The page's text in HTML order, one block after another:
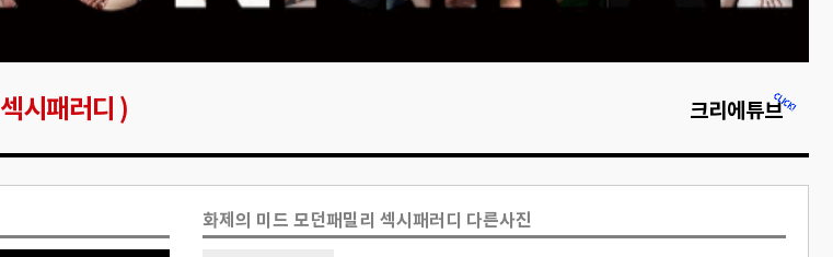
크리에튜브
시패러디 )
화제의 미드 모던패밀리 섹시패러디 다른사진